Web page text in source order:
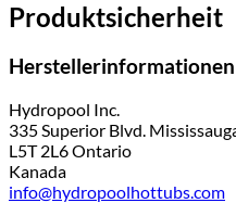
Produktsicherheit
Herstellerinformationen
Hydropool Inc.
335 Superior Blvd.
L5T 2L6 Ontario
Kanada
info@hydropoolhottubs.com